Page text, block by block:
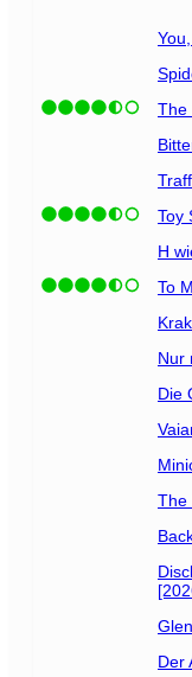
The
Toy
H
To
Nur
Die
The
Der